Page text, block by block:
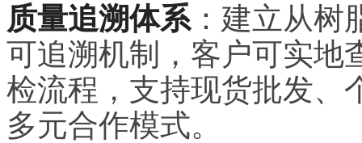
质量追溯体系：建立从树
可追溯机制，客户可实地
检流程，支持现货批发、
多元合作模式。